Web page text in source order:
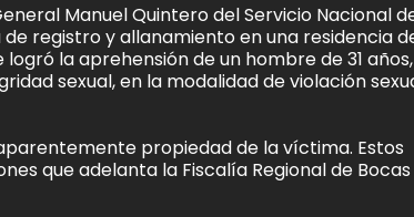
Manuel Quintero del Servicio Nacional
registro y allanamiento en una residencia
la aprehensión de un hombre de 31 años,
sexual, en la modalidad de violación
propiedad de la víctima. Estos
que adelanta la Fiscalía Regional de